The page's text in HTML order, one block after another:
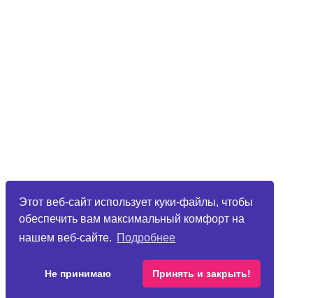
Этот веб-сайт использует куки-файлы, чтобы
обеспечить вам максимальный комфорт на
нашем веб-сайте. Подробнее
Не принимаю Принять и закрыть!